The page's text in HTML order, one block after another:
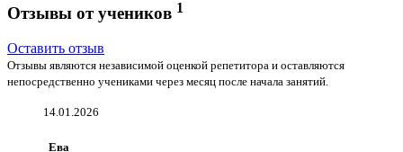
Отзывы от учеников 1
Оставить отзыв
Отзывы являются независимой оценкой репетитора и оставляются
непосредственно учениками через месяц после начала занятий.
14.01.2026
Ева